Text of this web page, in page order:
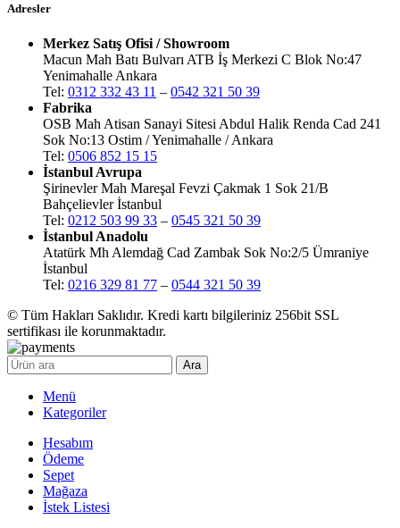
Adresler
Merkez Satış Ofisi / Showroom
Macun Mah Batı Bulvarı ATB İş Merkezi C Blok No:47
Yenimahalle Ankara
Tel: 0312 332 43 11 – 0542 321 50 39
Fabrika
OSB Mah Atisan Sanayi Sitesi Abdul Halik Renda Cad 241
Sok No:13 Ostim / Yenimahalle / Ankara
Tel: 0506 852 15 15
İstanbul Avrupa
Şirinevler Mah Mareşal Fevzi Çakmak 1 Sok 21/B
Bahçelievler İstanbul
Tel: 0212 503 99 33 – 0545 321 50 39
İstanbul Anadolu
Atatürk Mh Alemdağ Cad Zambak Sok No:2/5 Ümraniye
İstanbul
Tel: 0216 329 81 77 – 0544 321 50 39
© Tüm Hakları Saklıdır. Kredi kartı bilgileriniz 256bit SSL
sertifikası ile korunmaktadır.
Ara
Menü
Kategoriler
Hesabım
Ödeme
Sepet
Mağaza
İstek Listesi